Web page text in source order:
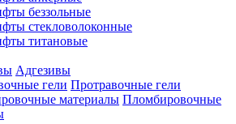
беззольные
стекловолоконные
титановые
Адгезивы
Протравочные гели
Пломбировочные